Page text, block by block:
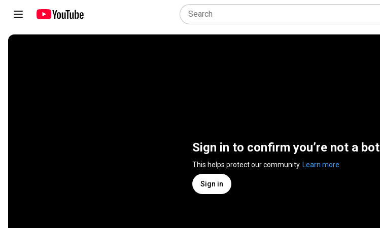
Sign in to confirm you’re not a bot
This helps protect our community. Learn more
Sign in